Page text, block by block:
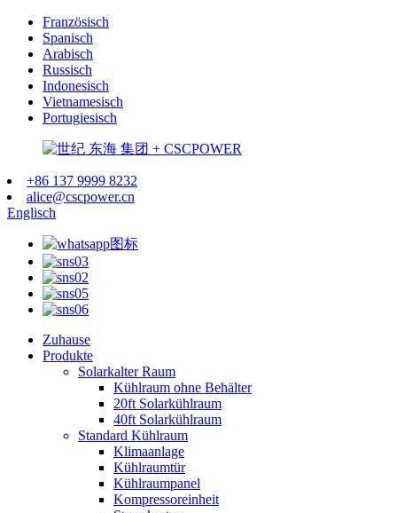
Französisch
Spanisch
Arabisch
Russisch
Indonesisch
Vietnamesisch
Portugiesisch
+86 137 9999 8232
alice@cscpower.cn
Englisch
Zuhause
Produkte
Solarkalter Raum
Kühlraum ohne Behälter
20ft Solarkühlraum
40ft Solarkühlraum
Standard Kühlraum
Klimaanlage
Kühlraumtür
Kühlraumpanel
Kompressoreinheit